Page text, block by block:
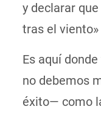
y declarar
tras el viento»
Es aquí
no debemos
éxito— como